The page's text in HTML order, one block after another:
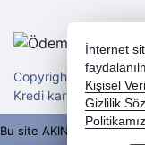
Copyright 2026
Kredi kartı bilgileriniz
Bu site AKINSOFT E-
İnternet
Kişisel
Gizlilik